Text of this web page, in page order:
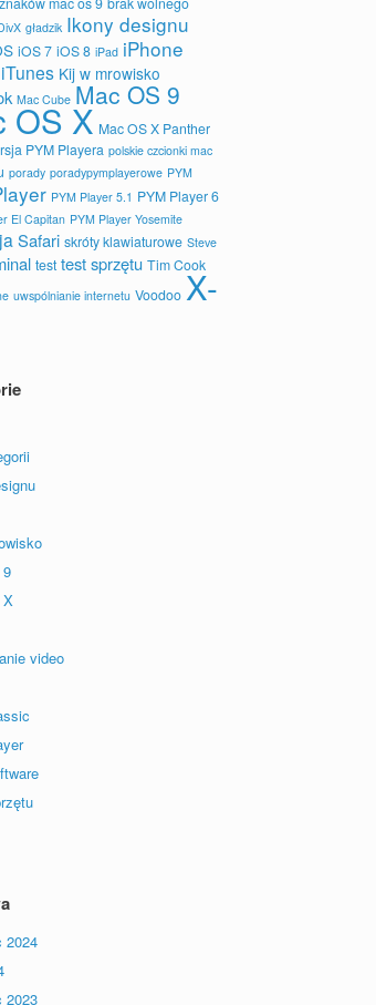
gładzik Ikony designu
iOS 7 iOS 8 iPad iPhone
iTunes Kij w mrowisko
Mac Cube Mac OS 9
OS X Mac OS X Panther
PYM Playera polskie czcionki mac
porady poradypymplayerowe PYM
PYM Player 5.1 PYM Player 6
El Capitan PYM Player Yosemite
Safari skróty klawiaturowe Steve
test test sprzętu Tim Cook
uwspólnianie internetu Voodoo X-
video
2024
2023